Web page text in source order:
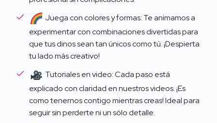
mientras das vida a criaturas prehistóricas llenas de
encanto.
Diseños Coloridos y Amigables:Nuestros
adorables Dinopeques están pensados con formas
creación sea divertida, atractiva y perfecta para
todas las edades.
Patrones Imprimibles:Descarga los patrones en
Juega con colores y formas: Te animamos a
experimentar con combinaciones divertidas para
que tus dinos sean tan únicos como tú. ¡Despierta
tu lado más creativo!
Tutoriales en video: Cada paso está
explicado con claridad en nuestros videos. ¡Es
como tenernos contigo mientras creas! Ideal para
seguir sin perderte ni un sólo detalle.